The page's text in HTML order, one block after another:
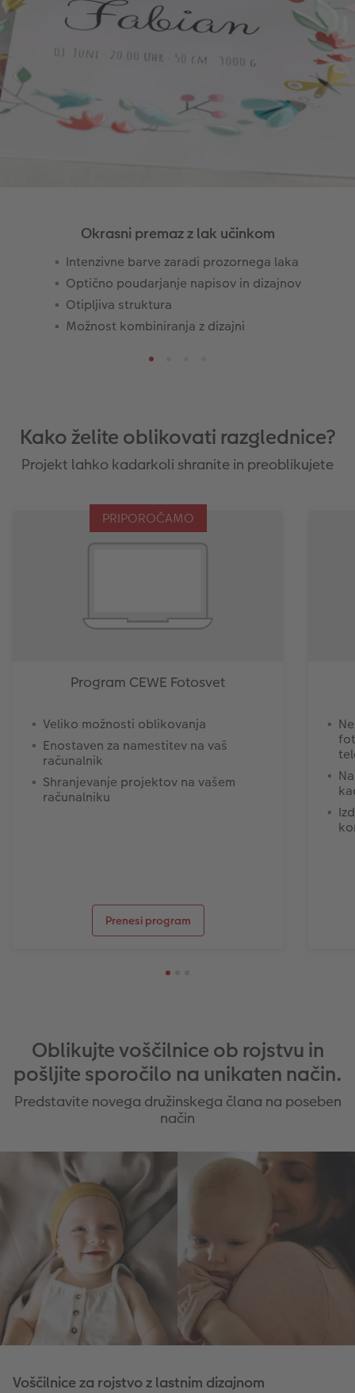
Okrasni premaz z lak učinkom
Intenzivne barve zaradi prozornega laka
Optično poudarjanje napisov in dizajnov
Otipljiva struktura
Možnost kombiniranja z dizajni
Kako želite oblikovati razglednice?
Projekt lahko kadarkoli shranite in preoblikujete
PRIPOROČAMO
Program CEWE Fotosvet
Veliko možnosti oblikovanja
Enostaven za namestitev na vaš
računalnik
Shranjevanje projektov na vašem
računalniku
Prenesi program
Oblikujte voščilnice ob rojstvu in
pošljite sporočilo na unikaten način.
Predstavite novega družinskega člana na poseben
način
Voščilnice za rojstvo z lastnim dizajnom